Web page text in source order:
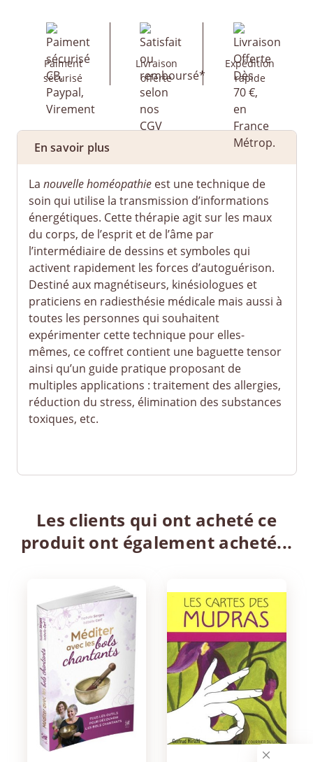
Paiment
sécurisé
Livraison
offerte
Expédition
rapide
En savoir plus
La nouvelle homéopathieest une technique de
soin qui utilise la transmission d’informations
énergétiques. Cette thérapie agit sur les maux
du corps, de l’esprit et de l’âme par
l’intermédiaire de dessins et symboles qui
activent rapidement les forces d’autoguérison.
Destiné aux magnétiseurs, kinésiologues et
praticiens en radiesthésie médicale mais aussi à
toutes les personnes qui souhaitent
expérimenter cette technique pour elles-
mêmes, ce coffret contient une baguette tensor
ainsi qu’un guide pratique proposant de
multiples applications : traitement des allergies,
réduction du stress, élimination des substances
toxiques, etc.
Les clients qui ont acheté ce
produit ont également acheté...